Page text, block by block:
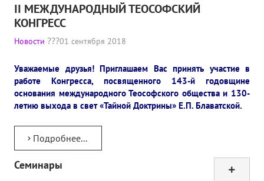
Конкурс городов России на право проведения
Памятник Е.П. Блаватской
МЕЖДУНАРОДНЫЙ ЦЕНТР ТЕОСОФИИ
О школе Теософии
Открытая школа теософии
II МЕЖДУНАРОДНЫЙ ТЕОСОФСКИЙ
КОНГРЕСС
Новости 01 сентября 2018
Уважаемые друзья! Приглашаем Вас принять участие в
работе Конгресса, посвященного 143-й годовщине
основания международного Теософского общества и 130-
летию выхода в свет «Тайной Доктрины» Е.П. Блаватской.
Подробнее...
Семинары